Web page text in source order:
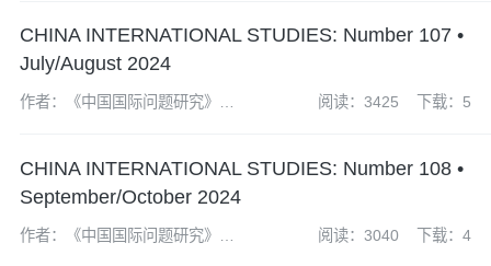
CHINA INTERNATIONAL STUDIES: Number 107 •
July/August 2024
作者：《中国国际问题研究》编
阅读：3425 下载：5
CHINA INTERNATIONAL STUDIES: Number 108 •
September/October 2024
作者：《中国国际问题研究》编
阅读：3040 下载：4